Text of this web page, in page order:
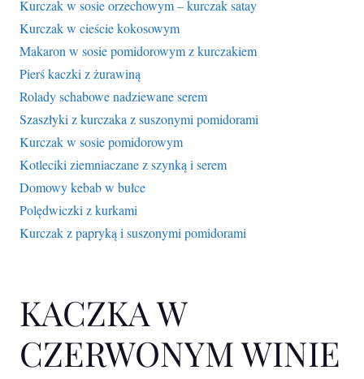
Kurczak w sosie orzechowym – kurczak satay
Kurczak w cieście kokosowym
Makaron w sosie pomidorowym z kurczakiem
Pierś kaczki z żurawiną
Rolady schabowe nadziewane serem
Szaszłyki z kurczaka z suszonymi pomidorami
Kurczak w sosie pomidorowym
Kotleciki ziemniaczane z szynką i serem
Domowy kebab w bułce
Polędwiczki z kurkami
Kurczak z papryką i suszonymi pomidorami
KACZKA W
CZERWONYM WINIE